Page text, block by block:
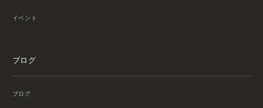
イベント
ブログ
ブログ